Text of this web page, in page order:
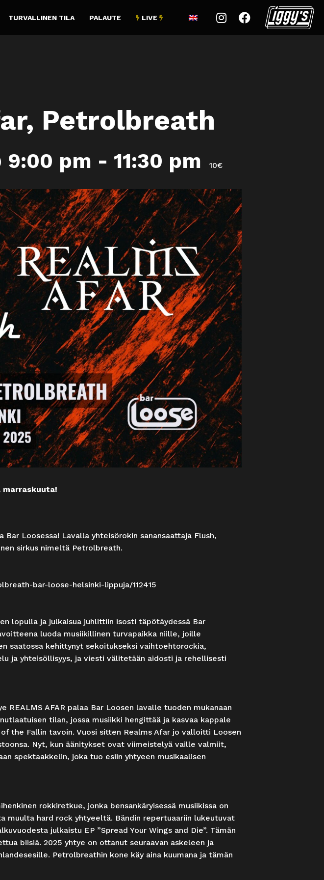
TURVALLINEN TILA PALAUTE  LIVE   
Petrolbreath
9:00 pm - 11:30 pm 10€
marraskuuta!
Loosessa! Lavalla yhteisörokin sanansaattaja Flush,
sirkus nimeltä Petrolbreath.
bar-loose-helsinki-lippuja/112415
lopulla ja julkaisua juhlittiin isosti täpötäydessä Bar
luoda musiikillinen turvapaikka niille, joille
saatossa kehittynyt sekoitukseksi vaihtoehtorockia,
ja yhteisöllisyys, ja viesti välitetään aidosti ja rehellisesti
REALMS AFAR palaa Bar Loosen lavalle tuoden mukanaan
tilan, jossa musiikki hengittää ja kasvaa kappale
the Fallin tavoin. Vuosi sitten Realms Afar jo valloitti Loosen
Nyt, kun äänitykset ovat viimeistelyä vaille valmiit,
spektaakkelin, joka tuo esiin yhtyeen musikaalisen
rokkiretkue, jonka bensankäryisessä musiikissa on
hard rock yhtyeeltä. Bändin repertuaariin lukeutuvat
julkaistu EP ”Spread Your Wings and Die”. Tämän
biisiä. 2025 yhtye on ottanut seuraavan askeleen ja
Petrolbreathin kone käy aina kuumana ja tämän